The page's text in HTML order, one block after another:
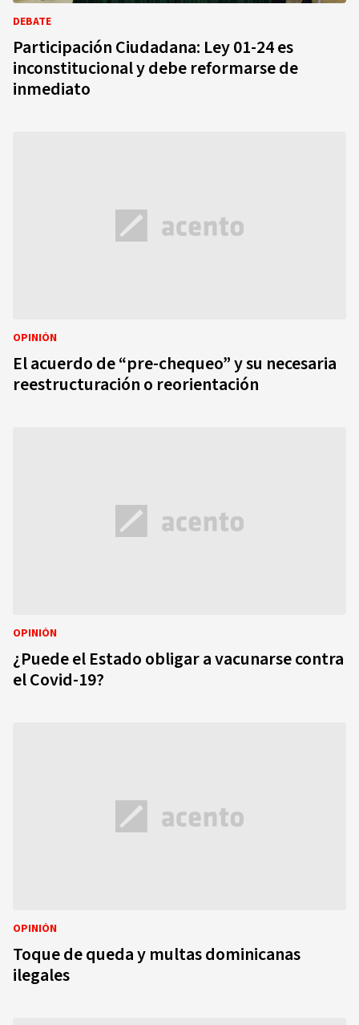
DEBATE
Participación Ciudadana: Ley 01-24 es
inconstitucional y debe reformarse de
inmediato
OPINIÓN
El acuerdo de “pre-chequeo” y su necesaria
reestructuración o reorientación
OPINIÓN
¿Puede el Estado obligar a vacunarse contra
el Covid-19?
OPINIÓN
Toque de queda y multas dominicanas
ilegales